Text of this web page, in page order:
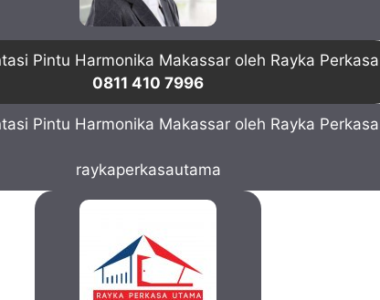
0811 410 7996
raykaperkasautama